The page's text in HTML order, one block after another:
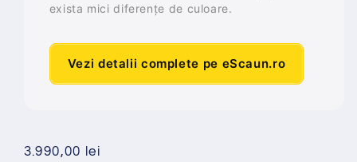
exista mici diferențe de culoare.
Vezi detalii complete pe eScaun.ro
Preț
3.990,00 lei